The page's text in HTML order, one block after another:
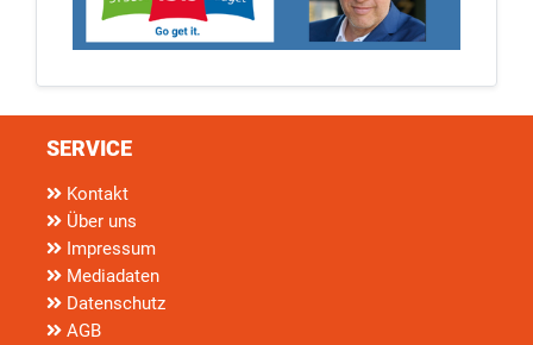
SERVICE
Kontakt
Über uns
Impressum
Mediadaten
Datenschutz
AGB